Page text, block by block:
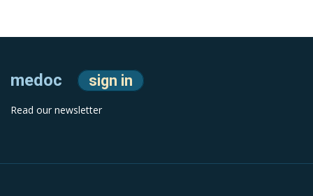
medoc sign in
Read our newsletter